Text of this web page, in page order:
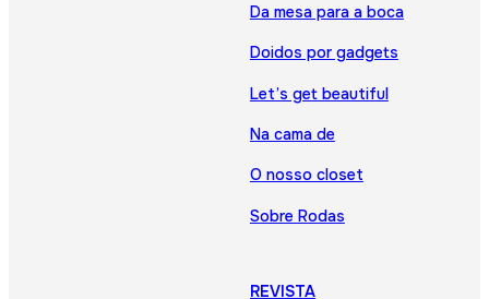
Da mesa para a boca
Doidos por gadgets
Let’s get beautiful
Na cama de
O nosso closet
Sobre Rodas
REVISTA